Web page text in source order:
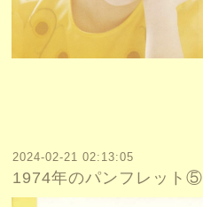
2024-02-21 02:13:05
1974年のパンフレット⑤